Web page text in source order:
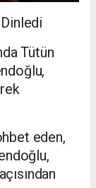
Dinledi
Tütün
eden,